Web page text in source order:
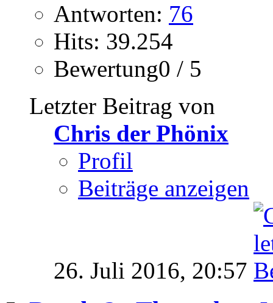
Antworten: 76
Hits: 39.254
Bewertung0 / 5
Letzter Beitrag von
Chris der Phönix
Profil
Beiträge anzeigen
26. Juli 2016, 20:57